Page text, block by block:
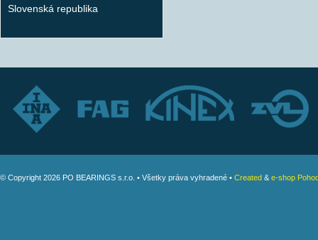
Slovenská republika
© Copyright 2026 PO BEARINGS s.r.o. • Všetky práva vyhradené • Created & e-shop